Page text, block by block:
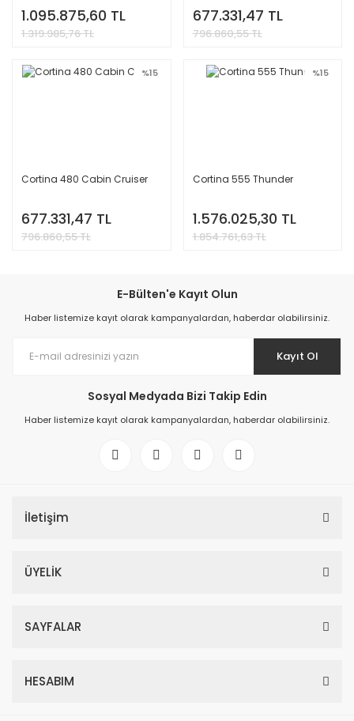
Takma Deniz Motoru
1.095.875,60 TL
1.319.985,76 TL
677.331,47 TL
796.860,55 TL
%15
Cortina 480 Cabin Cruiser
677.331,47 TL
796.860,55 TL
%15
Cortina 555 Thunder
1.576.025,30 TL
1.854.761,63 TL
E-Bülten'e Kayıt Olun
Haber listemize kayıt olarak kampanyalardan, haberdar olabilirsiniz.
Kayıt Ol
Sosyal Medyada Bizi Takip Edin
Haber listemize kayıt olarak kampanyalardan, haberdar olabilirsiniz.
İletişim
ÜYELİK
SAYFALAR
HESABIM